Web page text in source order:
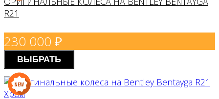
R21
230 000 ₽
ВЫБРАТЬ